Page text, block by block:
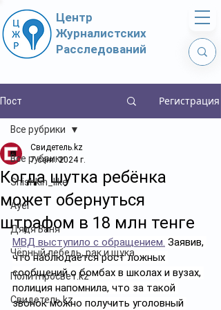
Центр
Журналистских
Расследований
Пост Регистрация
Все рубрики
Shishkin_like
Ayel
Дядя Ваня
Чёрный лебедь, рак и щука
Политпросвет.kz
Свидетель.kz
Все рубрики
Когда шутка ребёнка
может обернуться
штрафом в 18 млн тенге
Свидетель.kz
7 сент. 2024 г.
МВД выступило с обращением. Заявив,
что наблюдается рост ложных
сообщений о бомбах в школах и вузах,
полиция напомнила, что за такой
звонок можно получить уголовный